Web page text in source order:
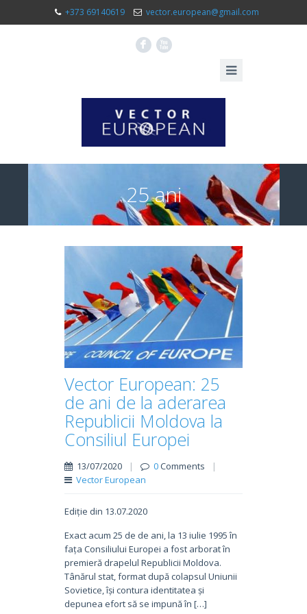
+373 69140619 vector.european@gmail.com
F X
25 ani
Vector European: 25
de ani de la aderarea
Republicii Moldova la
Consiliul Europei
13/07/2020 | 0Comments
|
Vector European
Ediție din 13.07.2020
Exact acum 25 de de ani, la 13 iulie 1995 în
fața Consiliului Europei a fost arborat în
premieră drapelul Republicii Moldova.
Tânărul stat, format după colapsul Uniunii
Sovietice, își contura identitatea și
depunea efort să se impună în […]